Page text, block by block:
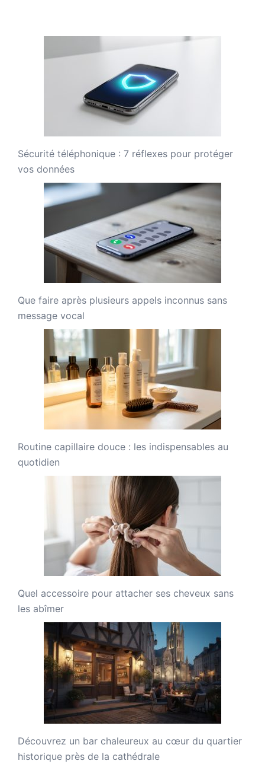
Sécurité téléphonique : 7 réflexes pour protéger
vos données
Que faire après plusieurs appels inconnus sans
message vocal
Routine capillaire douce : les indispensables au
quotidien
Quel accessoire pour attacher ses cheveux sans
les abîmer
Découvrez un bar chaleureux au cœur du quartier
historique près de la cathédrale